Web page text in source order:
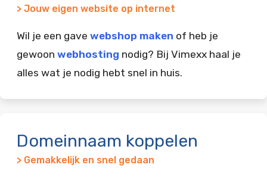
> Jouw eigen website op internet
Wil je een gave webshop maken of heb je
gewoon webhosting nodig? Bij Vimexx haal je
alles wat je nodig hebt snel in huis.
Domeinnaam koppelen
> Gemakkelijk en snel gedaan